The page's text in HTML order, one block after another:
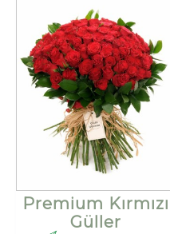
Premium Kırmızı
Güller